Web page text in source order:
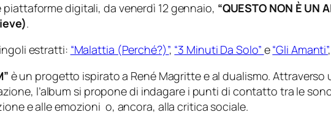
digitali, da venerdì 12 gennaio, “QUESTO NON È UN
.
estratti: “Malattia (Perché?)”, “3 Minuti Da Solo” e“Gli Amanti”,
è un progetto ispirato a René Magritte e al dualismo.
l’album si propone di indagare i punti di contatto tra le
e alle emozioni o, ancora, alla critica sociale.